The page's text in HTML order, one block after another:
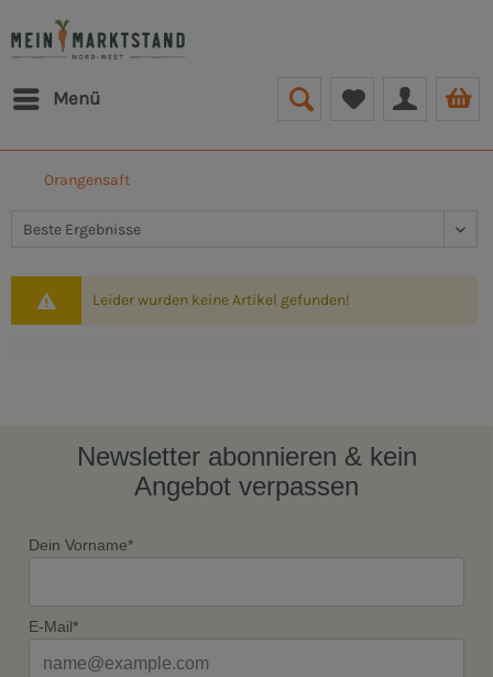
Menü
Orangensaft
Leider wurden keine Artikel gefunden!
Newsletter abonnieren & kein
Angebot verpassen
Dein Vorname*
E-Mail*